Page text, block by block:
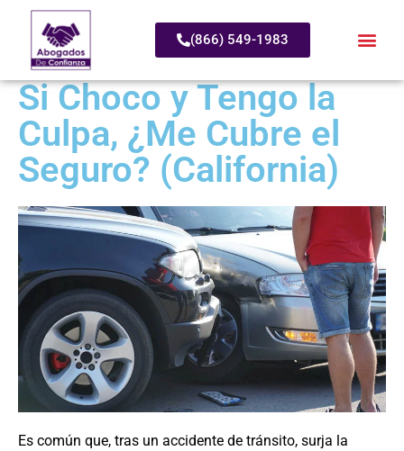
(866) 549-1983
Si Choco y Tengo la
Culpa, ¿Me Cubre el
Seguro? (California)
Es común que, tras un accidente de tránsito, surja la